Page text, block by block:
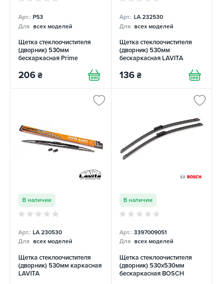
Арт.: P53
Для всех моделей
Щетка стеклоочистителя
(дворник) 530мм
бескаркасная Prime
206 ₴
Арт.: LA 232530
Для всех моделей
Щетка стеклоочистителя
(дворник) 530мм
бескаркасная LAVITA
136 ₴
В наличии
Арт.: LA 230530
Для всех моделей
Щетка стеклоочистителя
(дворник) 530мм каркасная
LAVITA
В наличии
Арт.: 3397009051
Для всех моделей
Щетка стеклоочистителя
(дворник) 530х530мм
бескаркасная BOSCH